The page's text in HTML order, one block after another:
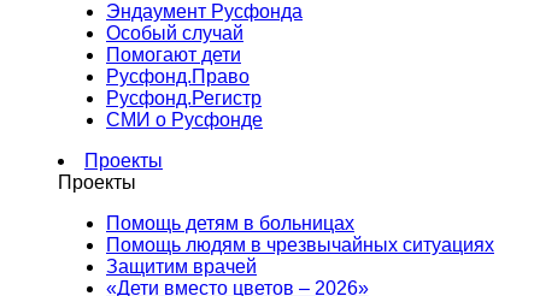
Эндаумент Русфонда
Особый случай
Помогают дети
Русфонд.Право
Русфонд.Регистр
СМИ о Русфонде
Проекты
Проекты
Помощь детям в больницах
Помощь людям в чрезвычайных ситуациях
Защитим врачей
«Дети вместо цветов – 2026»